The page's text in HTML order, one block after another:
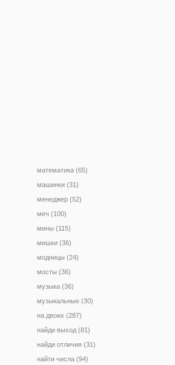
математика (65)
машинки (31)
менеджер (52)
меч (100)
мины (115)
мишки (36)
модницы (24)
мосты (36)
музыка (36)
музыкальные (30)
на двоих (287)
найди выход (81)
найди отличия (31)
найти числа (94)